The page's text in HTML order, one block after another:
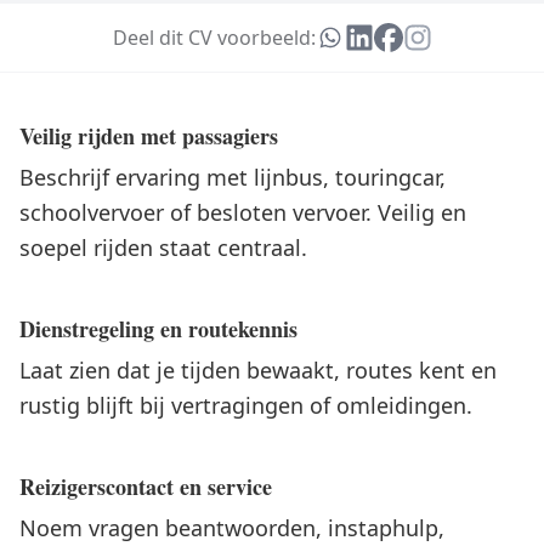
Deel dit CV voorbeeld:
Veilig rijden met passagiers
Beschrijf ervaring met lijnbus, touringcar,
schoolvervoer of besloten vervoer. Veilig en
soepel rijden staat centraal.
Dienstregeling en routekennis
Laat zien dat je tijden bewaakt, routes kent en
rustig blijft bij vertragingen of omleidingen.
Reizigerscontact en service
Noem vragen beantwoorden, instaphulp,